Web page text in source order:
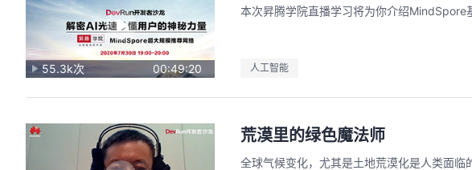
55.3k次 00:49:20
本次昇腾学院直播学习将为你介绍MindSpore
人工智能
荒漠里的绿色魔法师
全球气候变化，尤其是土地荒漠化是人类面